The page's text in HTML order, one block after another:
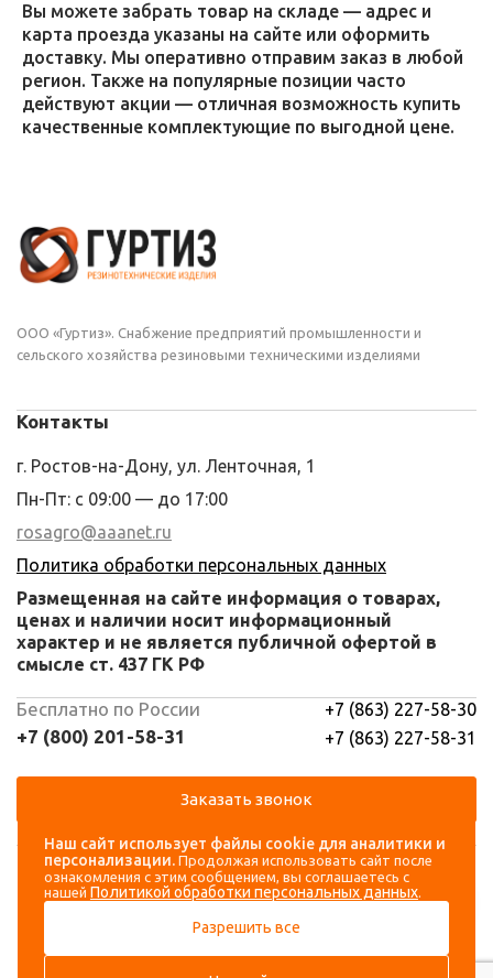
Вы можете забрать товар на складе — адрес и
карта проезда указаны на сайте или оформить
доставку. Мы оперативно отправим заказ в любой
регион. Также на популярные позиции часто
действуют акции — отличная возможность купить
качественные комплектующие по выгодной цене.
ООО «Гуртиз». Снабжение предприятий промышленности и
сельского хозяйства резиновыми техническими изделиями
Навигация
Каталог
Аккаунт
Вход
Регистрация
Контакты
г. Ростов-на-Дону, ул. Ленточная, 1
Пн-Пт: с 09:00 — до 17:00
rosagro@aaanet.ru
Политика обработки персональных данных
Размещенная на сайте информация о товарах,
ценах и наличии носит информационный
характер и не является публичной офертой в
смысле ст. 437 ГК РФ
Бесплатно по России
+7 (800) 201-58-31
+7 (863) 227-58-30
+7 (863) 227-58-31
Заказать звонок
Наш сайт использует файлы cookie для аналитики и
персонализации. Продолжая использовать сайт после
ознакомления с этим сообщением, вы соглашаетесь с
нашей Политикой обработки персональных данных.
Разрешить все